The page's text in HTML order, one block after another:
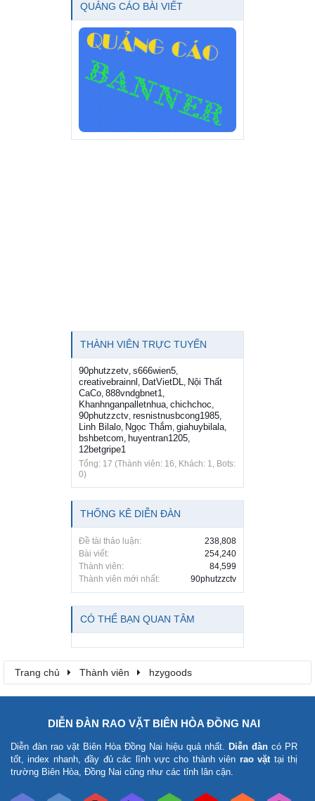
QUẢNG CÁO BÀI VIẾT
THÀNH VIÊN TRỰC TUYẾN
90phutzzetv, s666wien5,
creativebrainnl , DatVietDL, Nội Thất
CaCo, 888vndgbnet1,
Khanhnganpalletnhua, chichchoc,
90phutzzctv, resnistnusbcong1985,
Linh Bilalo, Ngọc Thắm, giahuybilala,
bshbetcom, huyentran1205,
12betgripe1
Tổng: 17 (Thành viên: 16, Khách: 1, Bots:
0)
THỐNG KÊ DIỄN ĐÀN
Đề tài thảo luận:
238,808
Bài viết:
254,240
Thành viên:
84,599
Thành viên mới nhất:
90phutzzctv
CÓ THỂ BẠN QUAN TÂM
Trang chủ Thành viên hzygoods
DIỄN ĐÀN RAO VẶT BIÊN HÒA ĐỒNG NAI
Diễn đàn rao vặt Biên Hòa Đồng Nai hiệu quả nhất. Diễn đàn có PR
tốt, index nhanh, đầy đủ các lĩnh vực cho thành viên rao vặttại thị
trường Biên Hòa, Đồng Nai cũng như các tỉnh lân cận.